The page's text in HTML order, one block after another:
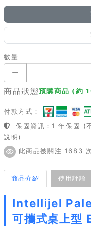
數量
商品狀態預購商品 (約
付款方式：
保固資訊：1 年保固 (
說明)
此商品被關注 1683 次
商品介紹 使用評論
Intellijel
可攜式桌上型